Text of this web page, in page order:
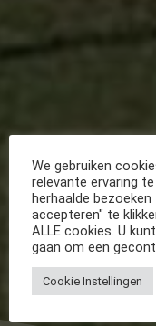
We gebruiken
relevante ervaring
herhaalde
accepteren" te
ALLE cookies. U
gaan om een
Cookie Instellingen